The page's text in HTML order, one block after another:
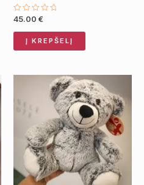
Įvertinimas:
iš
45.00 €
Į KREPŠELĮ